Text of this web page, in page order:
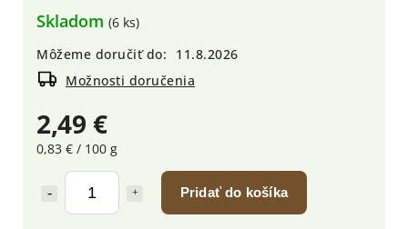
2,49 €
0,83 € / 100 g
Pridať do košíka
Skladom (6 ks)
Môžeme doručiť do:
11.8.2026
Možnosti doručenia